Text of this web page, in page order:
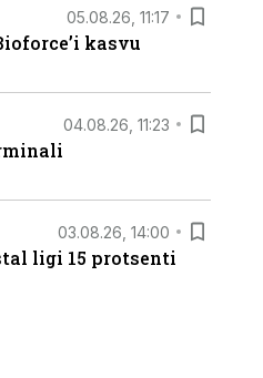
05.08.26, 11:17
kasvu
04.08.26, 11:23
03.08.26, 14:00
ligi 15 protsenti